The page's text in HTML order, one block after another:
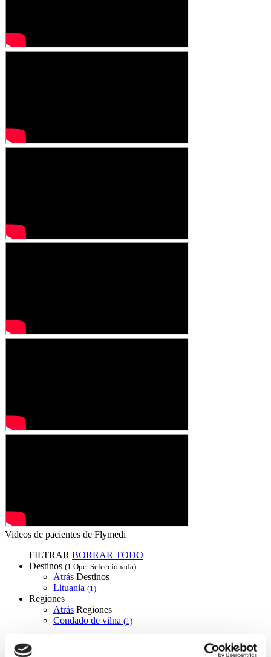
Videos de pacientes de Flymedi
FILTRAR BORRAR TODO
Destinos (1 Opc. Seleccionada)
Atrás Destinos
Lituania (1)
Regiones
Atrás Regiones
Condado de vilna (1)
Flymedi